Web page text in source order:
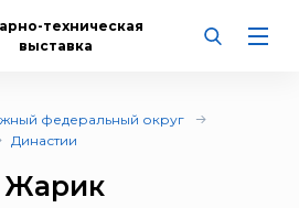
техническая
выставка
федеральный округ
Династии
Жарик